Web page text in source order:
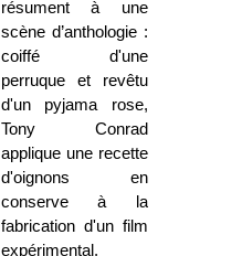
résument à une
scène d’anthologie :
coiffé d'une
perruque et revêtu
d'un pyjama rose,
Tony Conrad
applique une recette
d'oignons en
conserve à la
fabrication d'un film
expérimental.